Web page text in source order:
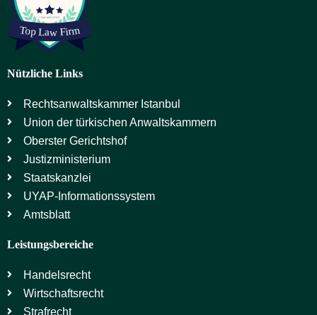
Nützliche Links
Rechtsanwaltskammer Istanbul
Union der türkischen Anwaltskammern
Oberster Gerichtshof
Justizministerium
Staatskanzlei
UYAP-Informationssystem
Amtsblatt
Leistungsbereiche
Handelsrecht
Wirtschaftsrecht
Strafrecht